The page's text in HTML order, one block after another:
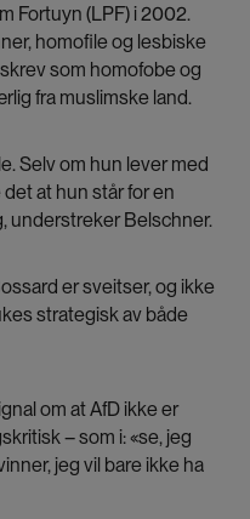
Fortuyn (LPF) i 2002.
homofile og lesbiske
som homofobe og
fra muslimske land.
Selv om hun lever med
at hun står for en
understreker Belschner.
er sveitser, og ikke
strategisk av både
om at AfD ikke er
– som i: «se, jeg
jeg vil bare ikke ha